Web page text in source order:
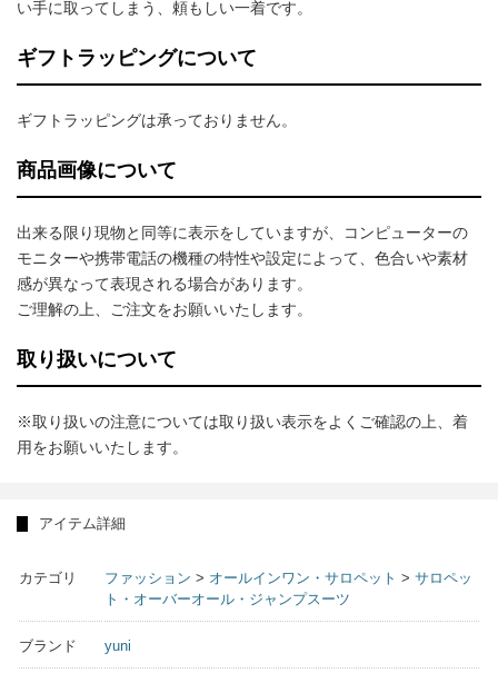
い手に取ってしまう、頼もしい一着です。
ギフトラッピングについて
ギフトラッピングは承っておりません。
商品画像について
出来る限り現物と同等に表示をしていますが、コンピューターの
モニターや携帯電話の機種の特性や設定によって、色合いや素材
感が異なって表現される場合があります。
ご理解の上、ご注文をお願いいたします。
取り扱いについて
※取り扱いの注意については取り扱い表示をよくご確認の上、着
用をお願いいたします。
アイテム詳細
カテゴリ ファッション > オールインワン・サロペット > サロペッ
ト・オーバーオール・ジャンプスーツ
ブランド yuni